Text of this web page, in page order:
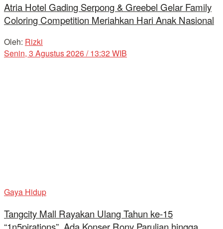
Atria Hotel Gading Serpong & Greebel Gelar Family
Coloring Competition Meriahkan Hari Anak Nasional
Oleh: Rizki
Senin, 3 Agustus 2026 / 13:32 WIB
Gaya Hidup
Tangcity Mall Rayakan Ulang Tahun ke-15
“1n5pirations”, Ada Konser Rony Parulian hingga